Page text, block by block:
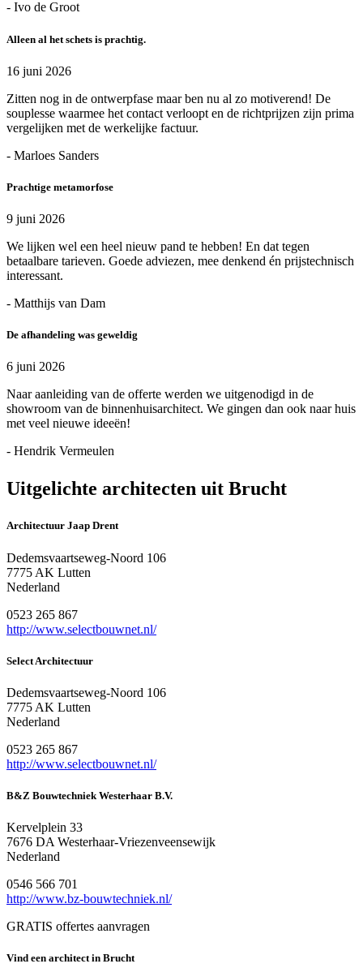
- Ivo de Groot
Alleen al het schets is prachtig.
16 juni 2026
Zitten nog in de ontwerpfase maar ben nu al zo motiverend! De
souplesse waarmee het contact verloopt en de richtprijzen zijn prima
vergelijken met de werkelijke factuur.
- Marloes Sanders
Prachtige metamorfose
9 juni 2026
We lijken wel een heel nieuw pand te hebben! En dat tegen
betaalbare tarieven. Goede adviezen, mee denkend én prijstechnisch
interessant.
- Matthijs van Dam
De afhandeling was geweldig
6 juni 2026
Naar aanleiding van de offerte werden we uitgenodigd in de
showroom van de binnenhuisarchitect. We gingen dan ook naar huis
met veel nieuwe ideeën!
- Hendrik Vermeulen
Uitgelichte architecten uit Brucht
Architectuur Jaap Drent
Dedemsvaartseweg-Noord 106
7775 AK Lutten
Nederland
0523 265 867
http://www.selectbouwnet.nl/
Select Architectuur
Dedemsvaartseweg-Noord 106
7775 AK Lutten
Nederland
0523 265 867
http://www.selectbouwnet.nl/
B&Z Bouwtechniek Westerhaar B.V.
Kervelplein 33
7676 DA Westerhaar-Vriezenveensewijk
Nederland
0546 566 701
http://www.bz-bouwtechniek.nl/
GRATIS offertes aanvragen
Vind een architect in Brucht